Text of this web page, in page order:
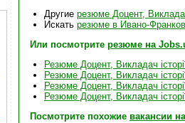
Другие резюме Доцент,
Искать резюме в Ивано-
Или посмотрите резюме на
Резюме Доцент, Викладач
Резюме Доцент, Викладач
Резюме Доцент, Викладач
Резюме Доцент, Викладач
Посмотрите похожие вакансии